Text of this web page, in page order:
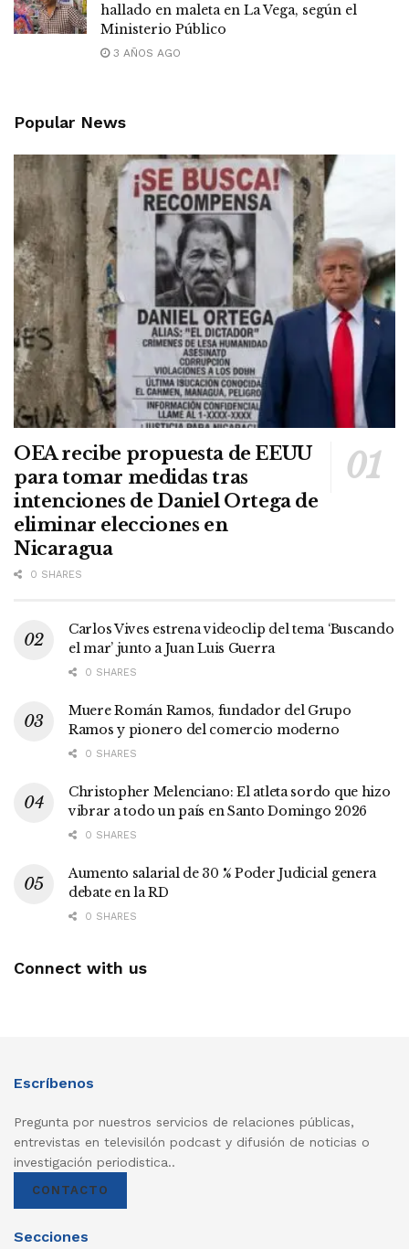
hallado en maleta en La Vega, según el
Ministerio Público
3 AÑOS AGO
Popular News
OEA recibe propuesta de EEUU
para tomar medidas tras
intenciones de Daniel Ortega de
eliminar elecciones en
Nicaragua
0 SHARES
Carlos Vives estrena videoclip del tema ‘Buscando
el mar’ junto a Juan Luis Guerra
0 SHARES
Muere Román Ramos, fundador del Grupo
Ramos y pionero del comercio moderno
0 SHARES
Christopher Melenciano: El atleta sordo que hizo
vibrar a todo un país en Santo Domingo 2026
0 SHARES
Aumento salarial de 30 % Poder Judicial genera
debate en la RD
0 SHARES
Connect with us
Escríbenos
Pregunta por nuestros servicios de relaciones públicas,
entrevistas en televisilón podcast y difusión de noticias o
investigación periodistica..
CONTACTO
Secciones